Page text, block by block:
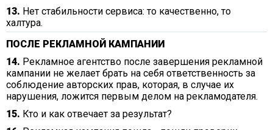
13. Нет стабильности сервиса: то качественно, то
халтура.
ПОСЛЕ РЕКЛАМНОЙ КАМПАНИИ
14. Рекламное агентство после завершения рекламной
кампании не желает брать на себя ответственность за
соблюдение авторских прав, которая, в случае их
нарушения, ложится первым делом на рекламодателя.
15. Кто и как отвечает за результат?